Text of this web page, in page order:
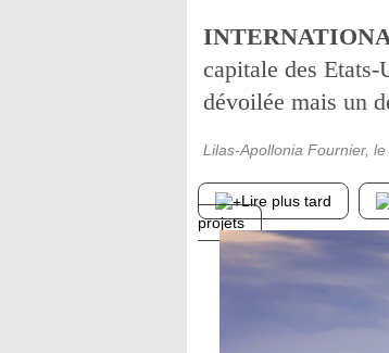
capitale des
dévoilée mais un
Lilas-Apollonia Fournier, le
Lire plus tard
projets